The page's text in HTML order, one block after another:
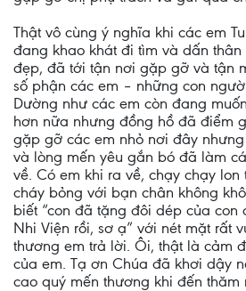
Thật vô cùng ý nghĩa khi các em
đang khao khát đi tìm và dấn
đẹp, đã tới tận nơi gặp gỡ và tận
số phận các em – những con
Dường như các em còn đang
hơn nữa nhưng đồng hồ đã điểm
gặp gỡ các em nhỏ nơi đây
và lòng mến yêu gắn bó đã làm
về. Có em khi ra về, chạy chạy
cháy bỏng với bạn chân không
biết “con đã tặng đôi dép của con
Nhi Viện rồi, sơ ạ” với nét mặt rất
thương em trả lời. Ôi, thật là cảm
của em. Tạ ơn Chúa đã khơi dậy
cao quý mến thương khi đến thăm